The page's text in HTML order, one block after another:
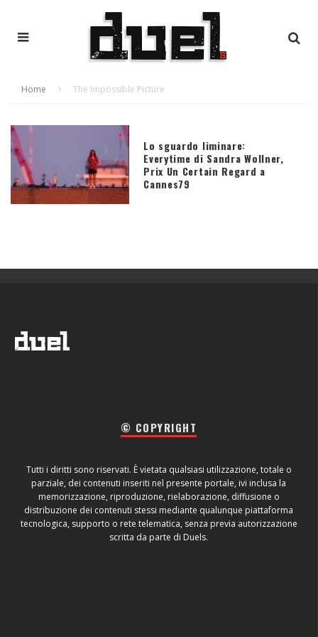
Home The Impossible Picture
Lo sguardo liminare:
Everytime di Sandra Wollner,
Prix Un Certain Regard a
Cannes79
© COPYRIGHT
Tutti i diritti sono riservati. È vietata qualsiasi utilizzazione, totale o
parziale, dei contenuti inseriti nel presente portale, ivi inclusa la
memorizzazione, riproduzione, rielaborazione, diffusione o
distribuzione dei contenuti stessi mediante qualunque piattaforma
tecnologica, supporto o rete telematica, senza previa autorizzazione
scritta da parte di Duels.